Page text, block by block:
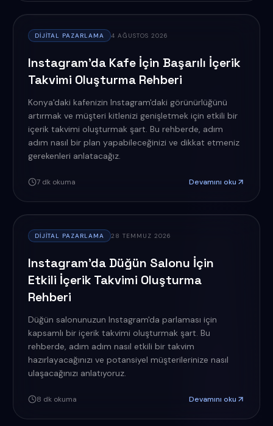
DIJITAL PAZARLAMA 4 AĞUSTOS 2026
Instagram'da Kafe İçin Başarılı İçerik
Takvimi Oluşturma Rehberi
Konya'daki kafenizin Instagram'daki görünürlüğünü
artırmak ve müşteri kitlenizi genişletmek için etkili bir
içerik takvimi oluşturmak şart. Bu rehberde, adım
adım nasıl bir plan yapabileceğinizi ve dikkat etmeniz
gerekenleri anlatacağız.
7dk okuma Devamını oku
DIJITAL PAZARLAMA 28 TEMMUZ 2026
Instagram'da Düğün Salonu İçin
Etkili İçerik Takvimi Oluşturma
Rehberi
Düğün salonunuzun Instagram'da parlaması için
kapsamlı bir içerik takvimi oluşturmak şart. Bu
rehberde, adım adım nasıl etkili bir takvim
hazırlayacağınızı ve potansiyel müşterilerinize nasıl
ulaşacağınızı anlatıyoruz.
8 dk okuma Devamını oku